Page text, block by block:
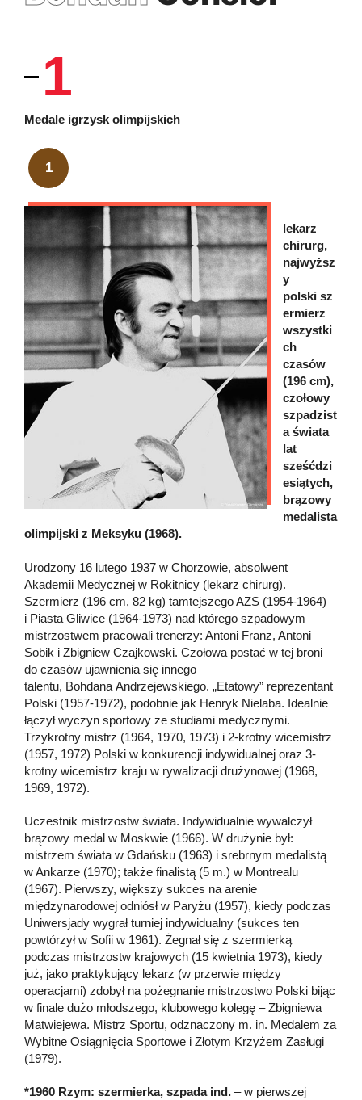
1
Medale igrzysk olimpijskich
1
lekarz
chirurg,
najwyższ
y
polski sz
ermierz
wszystki
ch
czasów
(196 cm),
czołowy
szpadzist
a świata
lat
sześćdzi
esiątych,
brązowy
medalista
olimpijski z Meksyku (1968).
Urodzony 16 lutego 1937 w Chorzowie, absolwent
Akademii Medycznej w Rokitnicy (lekarz chirurg).
Szermierz (196 cm, 82 kg) tamtejszego AZS (1954-1964)
i Piasta Gliwice (1964-1973) nad którego szpadowym
mistrzostwem pracowali trenerzy: Antoni Franz, Antoni
Sobik i Zbigniew Czajkowski. Czołowa postać w tej broni
do czasów ujawnienia się innego
talentu, Bohdana Andrzejewskiego. „Etatowy” reprezentant
Polski (1957-1972), podobnie jak Henryk Nielaba. Idealnie
łączył wyczyn sportowy ze studiami medycznymi.
Trzykrotny mistrz (1964, 1970, 1973) i 2-krotny wicemistrz
(1957, 1972) Polski w konkurencji indywidualnej oraz 3-
krotny wicemistrz kraju w rywalizacji drużynowej (1968,
1969, 1972).
Uczestnik mistrzostw świata. Indywidualnie wywalczył
brązowy medal w Moskwie (1966). W drużynie był:
mistrzem świata w Gdańsku (1963) i srebrnym medalistą
w Ankarze (1970); także finalistą (5 m.) w Montrealu
(1967). Pierwszy, większy sukces na arenie
międzynarodowej odniósł w Paryżu (1957), kiedy podczas
Uniwersjady wygrał turniej indywidualny (sukces ten
powtórzył w Sofii w 1961). Żegnał się z szermierką
podczas mistrzostw krajowych (15 kwietnia 1973), kiedy
już, jako praktykujący lekarz (w przerwie między
operacjami) zdobył na pożegnanie mistrzostwo Polski bijąc
w finale dużo młodszego, klubowego kolegę – Zbigniewa
Matwiejewa. Mistrz Sportu, odznaczony m. in. Medalem za
Wybitne Osiągnięcia Sportowe i Złotym Krzyżem Zasługi
(1979).
*1960 Rzym: szermierka, szpada ind. – w pierwszej